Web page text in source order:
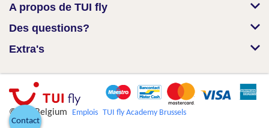
A propos de TUI fly
Des questions?
Extra's
© TUI Belgium Emplois TUI fly Academy Brussels
Contact